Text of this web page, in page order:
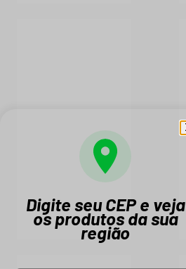
Digite seu CEP e veja
os produtos da sua
região